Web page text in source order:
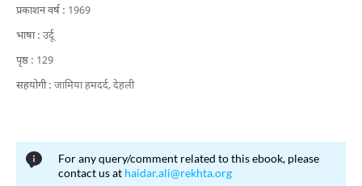
प्रकाशन वर्ष : 1969
भाषा : उर्दू
पृष्ठ : 129
सहयोगी : जामिया हमदर्द, देहली
For any query/comment related to this ebook, please
contact us at haidar.ali@rekhta.org